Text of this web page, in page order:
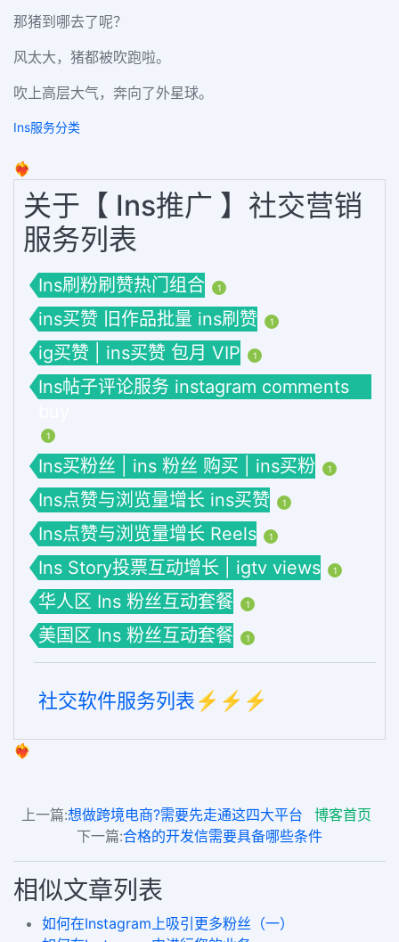
那猪到哪去了呢？
风太大，猪都被吹跑啦。
吹上高层大气，奔向了外星球。
Ins服务分类
❤️‍🔥
关于【 Ins推广 】社交营销
服务列表
Ins刷粉刷赞热门组合 1
ins买赞 旧作品批量 ins刷赞 1
ig买赞 | ins买赞 包月 VIP 1
Ins帖子评论服务 instagram comments
1
Ins买粉丝 | ins 粉丝 购买 | ins买粉 1
Ins点赞与浏览量增长 ins买赞 1
Ins点赞与浏览量增长 Reels 1
Ins Story投票互动增长 | igtv views 1
华人区 Ins 粉丝互动套餐 1
美国区 Ins 粉丝互动套餐 1
社交软件服务列表⚡️⚡️⚡️
❤️‍🔥
上一篇:想做跨境电商?需要先走通这四大平台
博客首页
下一篇:合格的开发信需要具备哪些条件
相似文章列表
如何在Instagram上吸引更多粉丝（一）